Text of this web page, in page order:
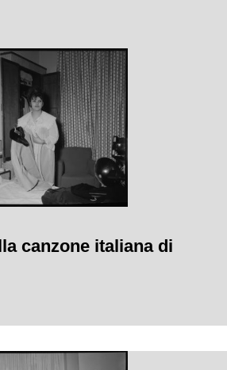
canzone italiana di